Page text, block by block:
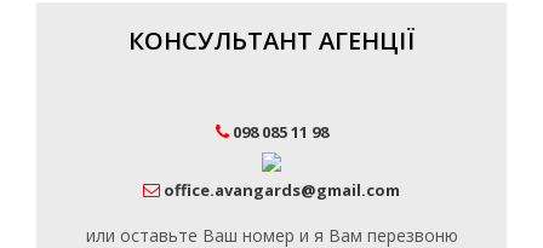
КОНСУЛЬТАНТ АГЕНЦІЇ
098 085 11 98
office.avangards@gmail.com
или оставьте Ваш номер и я Вам перезвоню